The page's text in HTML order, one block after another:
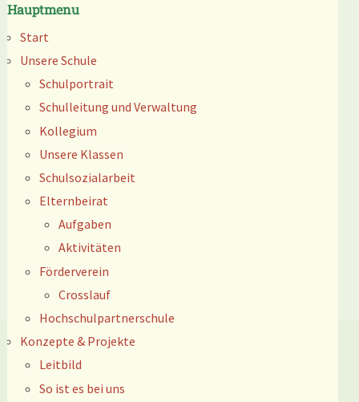
Hauptmenu
Start
Unsere Schule
Schulportrait
Schulleitung und Verwaltung
Kollegium
Unsere Klassen
Schulsozialarbeit
Elternbeirat
Aufgaben
Aktivitäten
Förderverein
Crosslauf
Hochschulpartnerschule
Konzepte & Projekte
Leitbild
So ist es bei uns